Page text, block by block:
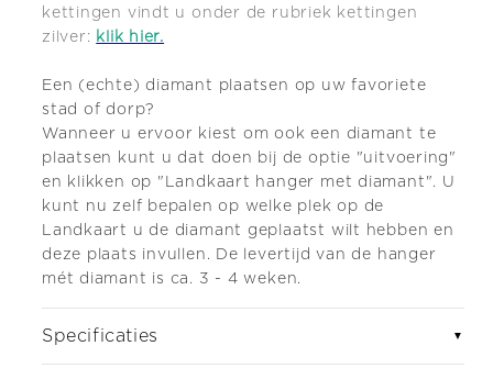
kettingen vindt u onder de rubriek kettingen
zilver: klik hier.
Een (echte) diamant plaatsen op uw favoriete
stad of dorp?
Wanneer u ervoor kiest om ook een diamant te
plaatsen kunt u dat doen bij de optie "uitvoering"
en klikken op "Landkaart hanger met diamant". U
kunt nu zelf bepalen op welke plek op de
Landkaart u de diamant geplaatst wilt hebben en
deze plaats invullen. De levertijd van de hanger
mét diamant is ca. 3 - 4 weken.
Specificaties ▼